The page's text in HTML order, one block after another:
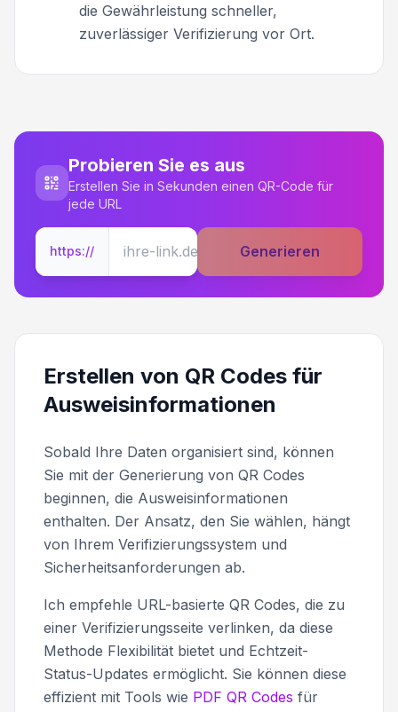
die Gewährleistung schneller,
zuverlässiger Verifizierung vor Ort.
Probieren Sie es aus
Erstellen Sie in Sekunden einen QR-Code für
jede URL
https:// Generieren
Erstellen von QR Codes für
Ausweisinformationen
Sobald Ihre Daten organisiert sind, können
Sie mit der Generierung von QR Codes
beginnen, die Ausweisinformationen
enthalten. Der Ansatz, den Sie wählen, hängt
von Ihrem Verifizierungssystem und
Sicherheitsanforderungen ab.
Ich empfehle URL-basierte QR Codes, die zu
einer Verifizierungsseite verlinken, da diese
Methode Flexibilität bietet und Echtzeit-
Status-Updates ermöglicht. Sie können diese
effizient mit Tools wie PDF QR Codes für